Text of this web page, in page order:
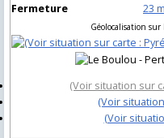
Fermeture
23
Géolocalisation sur
(Voir situation sur
(Voir
(Voir